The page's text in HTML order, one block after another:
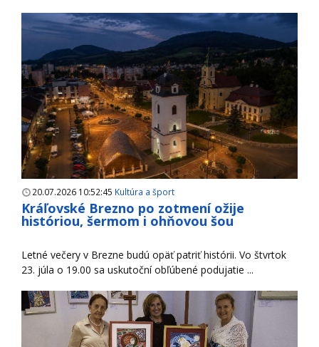
20.07.2026 10:52:45 Kultúra a šport
Kráľovské Brezno po zotmení ožije
históriou, šermom i ohňovou šou
Letné večery v Brezne budú opäť patriť histórii. Vo štvrtok
23. júla o 19.00 sa uskutoční obľúbené podujatie ...